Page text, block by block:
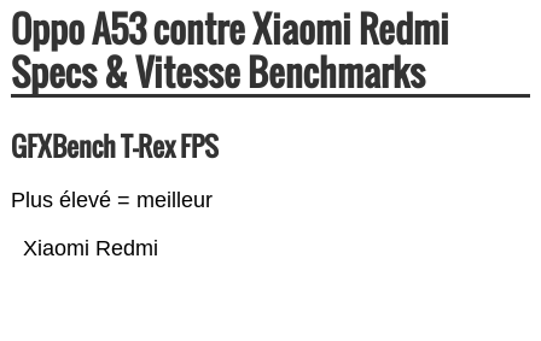
Oppo A53 contre Xiaomi Redmi
Specs & Vitesse Benchmarks
GFXBench T-Rex FPS
Plus élevé = meilleur
Xiaomi Redmi